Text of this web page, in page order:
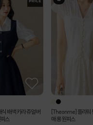
사각사각 썸머 쿨
테일러드 더블 자켓
(55-77) 로미아 완
펀칭 콩단추 캡소
[루이스엔젤] 클래식
스루 리본 뒷트임
[Theonme] 레터링
쫀득 스판 세미
스 브이라인 배색 캡
[Theonme] 버튼 딥
트 시스루 뒷밴딩
[코디set특가]수플
배색 카라 쥬얼 버
스
[Theonme] 플라워
매 롱 원피스